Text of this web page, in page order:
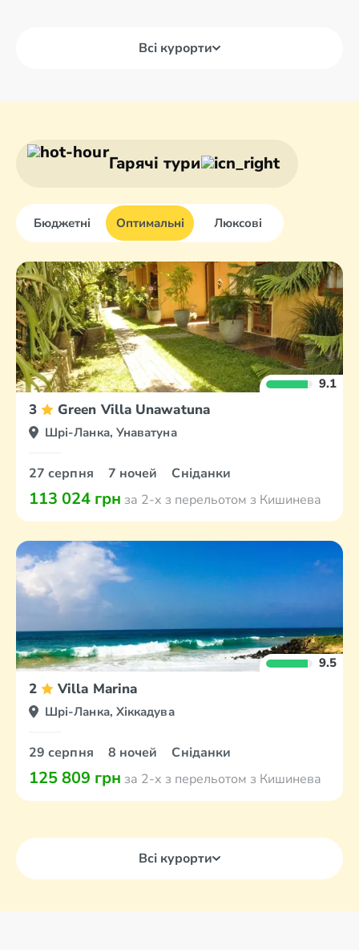
Всі курорти
Амбалангода
Анурадхапура
Аругам-Бей
Ахунгалла
Гарячі тури
Бюджетні Оптимальні Люксові
9.1
3 Green Villa Unawatuna
Шрі-Ланка, Унаватуна
27 серпня 7 ночей Сніданки
113 024 грн за 2-х з перельотом з Кишинева
9.5
2 Villa Marina
Шрі-Ланка, Хіккадува
29 серпня 8 ночей Сніданки
125 809 грн за 2-х з перельотом з Кишинева
Всі курорти